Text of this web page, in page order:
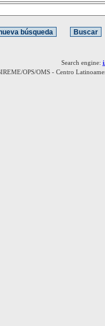
Search engine:
OPS/OMS - Centro